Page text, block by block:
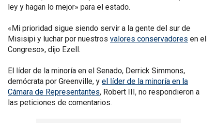
ley y hagan lo mejor» para el estado.
«Mi prioridad sigue siendo servir a la gente del sur de
Misisipi y luchar por nuestros valores conservadores en el
Congreso», dijo Ezell.
El líder de la minoría en el Senado, Derrick Simmons,
demócrata por Greenville, y el líder de la minoría en la
Cámara de Representantes, Robert III, no respondieron a
las peticiones de comentarios.